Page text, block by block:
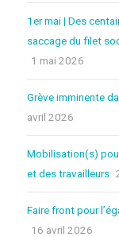
1er mai | Des
saccage du filet
1 mai 2026
Grève imminente
avril 2026
Mobilisation(s)
et des travailleurs
Faire front pour
16 avril 2026